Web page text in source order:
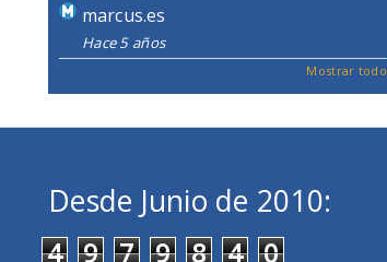
marcus.es
Hace 5 años
Mostrar todo
Desde Junio de 2010:
4 9 7 9 8 4 0